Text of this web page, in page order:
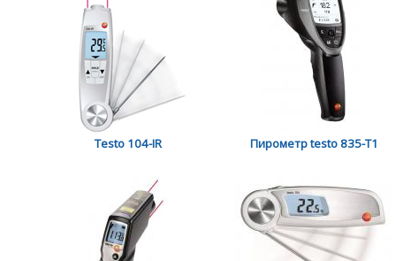
Testo 104-IR Пирометр testo 835-T1